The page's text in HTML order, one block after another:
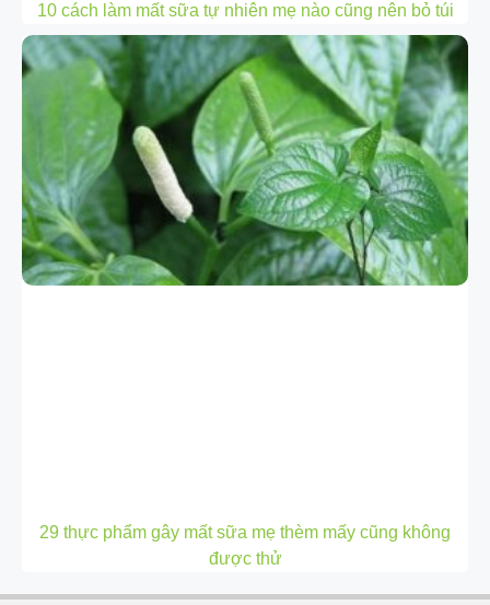
10 cách làm mất sữa tự nhiên mẹ nào cũng nên bỏ túi
29 thực phẩm gây mất sữa mẹ thèm mấy cũng không
được thử